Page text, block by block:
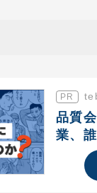
品質
業、